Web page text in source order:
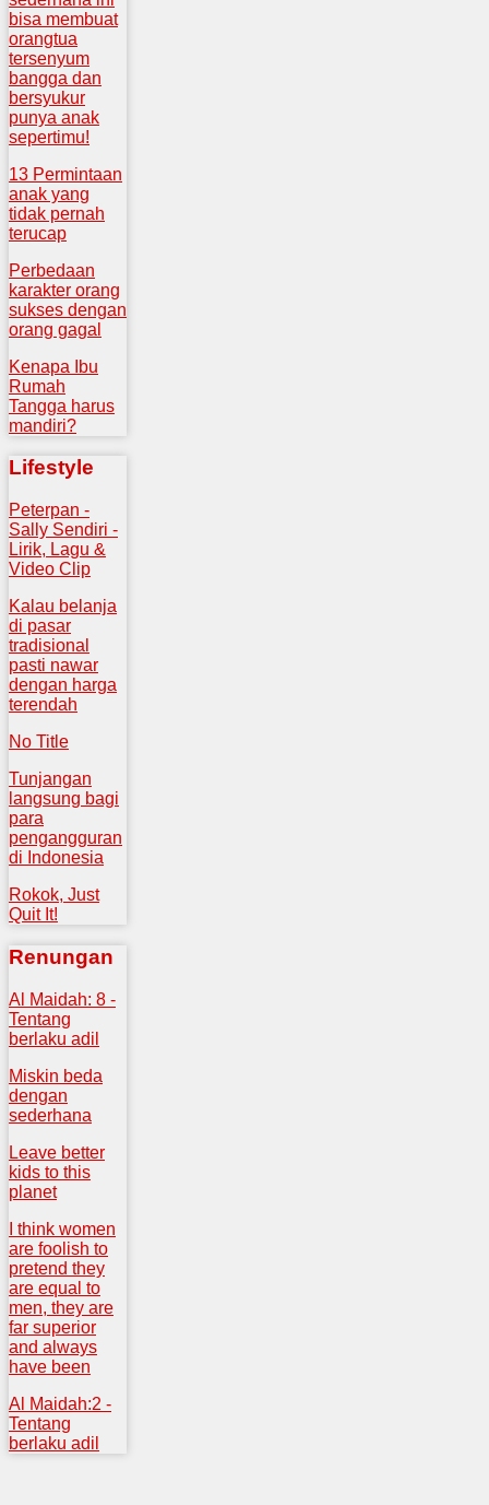
bisa membuat
orangtua
tersenyum
bangga dan
bersyukur
punya anak
sepertimu!
13 Permintaan
anak yang
tidak pernah
terucap
Perbedaan
karakter orang
sukses dengan
orang gagal
Kenapa Ibu
Rumah
Tangga harus
mandiri?
Lifestyle
Peterpan -
Sally Sendiri -
Lirik, Lagu &
Video Clip
Kalau belanja
di pasar
tradisional
pasti nawar
dengan harga
terendah
No Title
Tunjangan
langsung bagi
para
pengangguran
di Indonesia
Rokok, Just
Quit It!
Renungan
Al Maidah: 8 -
Tentang
berlaku adil
Miskin beda
dengan
sederhana
Leave better
kids to this
planet
I think women
are foolish to
pretend they
are equal to
men, they are
far superior
and always
have been
Al Maidah:2 -
Tentang
berlaku adil